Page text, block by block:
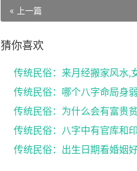
« 上一篇
猜你喜欢
传统民俗：哪个八字命局身
传统民俗：为什么会有富贵